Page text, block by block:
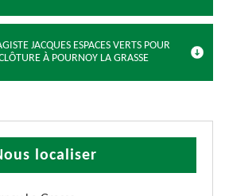
JACQUES ESPACES VERTS POUR
À POURNOY LA GRASSE
localiser